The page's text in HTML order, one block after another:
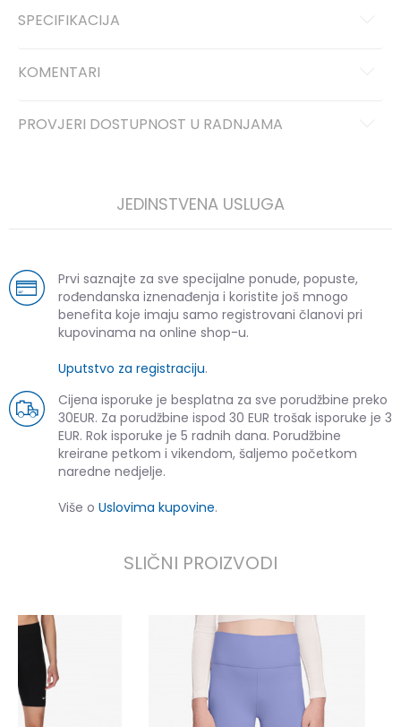
SPECIFIKACIJA
KOMENTARI
PROVJERI DOSTUPNOST U RADNJAMA
JEDINSTVENA USLUGA
Prvi saznajte za sve specijalne ponude, popuste,
rođendanska iznenađenja i koristite još mnogo
benefita koje imaju samo registrovani članovi pri
kupovinama na online shop-u.
Uputstvo za registraciju.
Cijena isporuke je besplatna za sve porudžbine preko
30EUR. Za porudžbine ispod 30 EUR trošak isporuke je 3
EUR. Rok isporuke je 5 radnih dana. Porudžbine
kreirane petkom i vikendom, šaljemo početkom
naredne nedjelje.
Više o Uslovima kupovine.
SLIČNI PROIZVODI